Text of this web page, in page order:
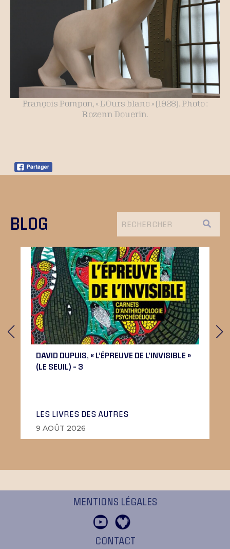
François Pompon, « L’Ours blanc » (1928). Photo :
Rozenn Douerin.
BLOG
DAVID DUPUIS, « L’ÉPREUVE DE L’INVISIBLE »
(LE SEUIL) – 3
LES LIVRES DES AUTRES
9 AOÛT 2026
MENTIONS LÉGALES
CONTACT